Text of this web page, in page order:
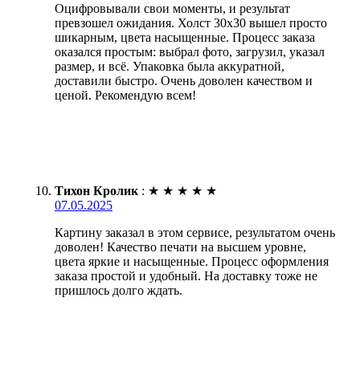
Оцифровывали свои моменты, и результат
превзошел ожидания. Холст 30х30 вышел просто
шикарным, цвета насыщенные. Процесс заказа
оказался простым: выбрал фото, загрузил, указал
размер, и всё. Упаковка была аккуратной,
доставили быстро. Очень доволен качеством и
ценой. Рекомендую всем!
Тихон Кролик : ★ ★ ★ ★ ★
07.05.2025
Картину заказал в этом сервисе, результатом очень
доволен! Качество печати на высшем уровне,
цвета яркие и насыщенные. Процесс оформления
заказа простой и удобный. На доставку тоже не
пришлось долго ждать.